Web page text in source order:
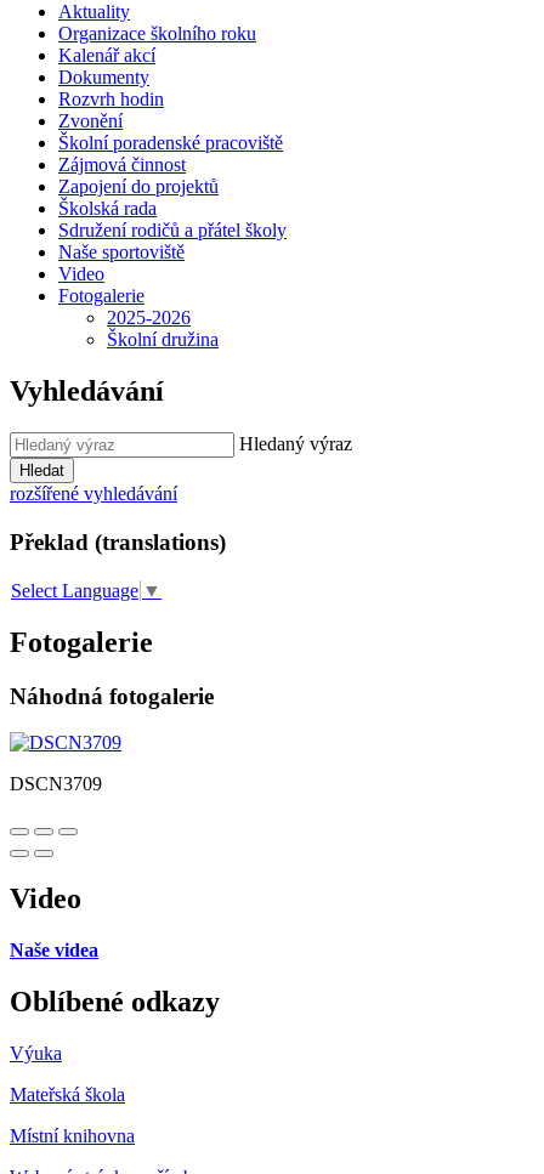
Aktuality
Organizace školního roku
Kalenář akcí
Dokumenty
Rozvrh hodin
Zvonění
Školní poradenské pracoviště
Zájmová činnost
Zapojení do projektů
Školská rada
Sdružení rodičů a přátel školy
Naše sportoviště
Video
Fotogalerie
2025-2026
Školní družina
Vyhledávání
Hledaný výraz
Hledat
rozšířené vyhledávání
Překlad (translations)
Select Language ▼
Fotogalerie
Náhodná fotogalerie
DSCN3709
Video
Naše videa
Oblíbené odkazy
Výuka
Mateřská škola
Místní knihovna